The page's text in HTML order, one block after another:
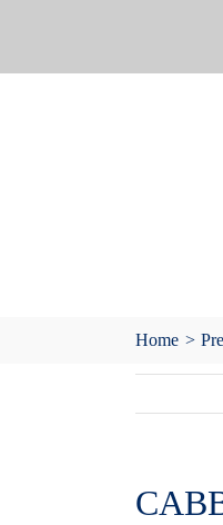
Home